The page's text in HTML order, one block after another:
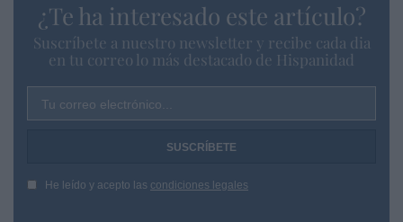
¿Te ha interesado este artículo?
Suscríbete a nuestro newsletter y recibe cada dia
en tu correo lo más destacado de Hispanidad
Tu correo electrónico...
He leído y acepto las condiciones legales